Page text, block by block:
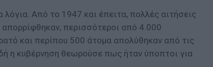
Από το 1947 και έπειτα, πολλές αιτήσεις
περισσότεροι από 4.000
και περίπου 500 άτομα απολύθηκαν από τις
η κυβέρνηση θεωρούσε πως ήταν ύποπτοι για